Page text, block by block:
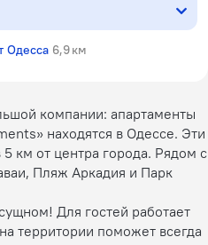
Одесса 6,9 км
компании: апартаменты
находятся в Одессе. Эти
км от центра города. Рядом с
Пляж Аркадия и Парк
Для гостей работает
территории поможет всегда